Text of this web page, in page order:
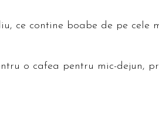
ce contine boabe de pe cele
o cafea pentru mic-dejun,